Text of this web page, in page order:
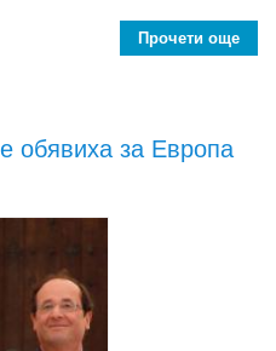
Прочети още
обявиха за Европа